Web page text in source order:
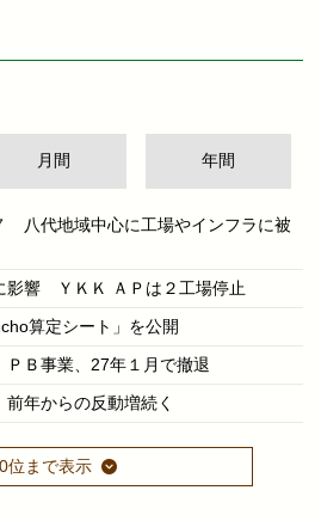
月間 年間
八代地域中心に工場やインフラに被
影響 ＹＫＫ ＡＰは２工場停止
算定シート」を公開
Ｂ事業、27年１月で撤退
年からの反動増続く
位まで表示